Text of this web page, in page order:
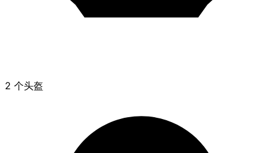
2 个头盔